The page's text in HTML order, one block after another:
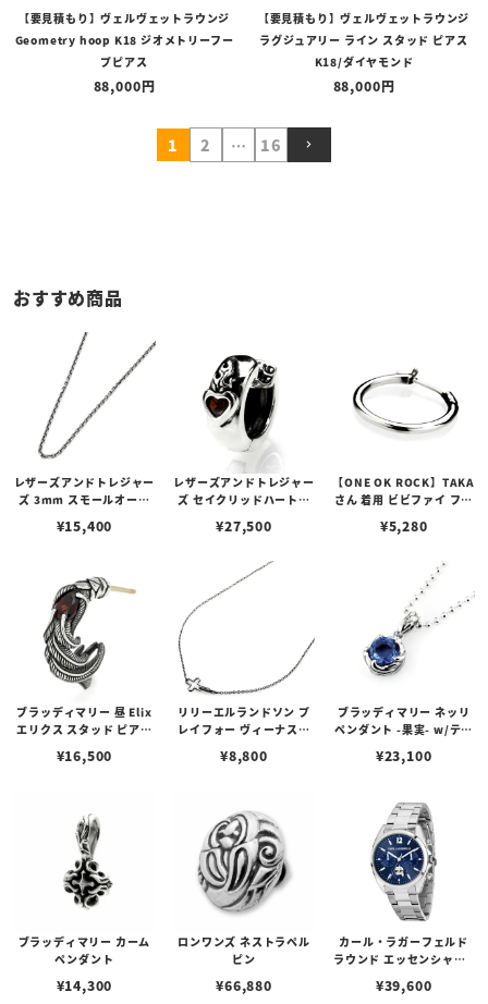
【要見積もり】ヴェルヴェットラウンジ
Geometry hoop K18 ジオメトリーフー
プピアス
88,000
【要見積もり】ヴェルヴェットラウンジ
ラグジュアリー ライン スタッド ピアス
K18/ダイヤモンド
88,000
1 2 … 16
おすすめ商品
レザーズアンドトレジャー
ズ 3mm スモールオーバ
ブスタークラスプ＆LTロ
¥15,400
レザーズアンドトレジャー
ズ セイクリッドハートピ
¥27,500
【ONE OK ROCK】TAKA
さん 着用 ビビファイ フー
¥5,280
ブラッディマリー 昼 Elix
エリクス スタッド ピアス
¥16,500
リリーエルランドソン プ
レイフォー ヴィーナスチ
¥8,800
ブラッディマリー ネッリ
ペンダント -果実- w/ティ
¥23,100
ブラッディマリー カーム
ペンダント
¥14,300
ロンワンズ ネストラペル
ピン
¥66,880
カール・ラガーフェルド
ラウンド エッセンシャル -
イコン ダイヤル シルバー
¥39,600